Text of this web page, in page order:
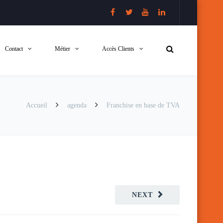
Contact Métier Accès Clients
Accueil agenda Franchise en base de TVA
NEXT